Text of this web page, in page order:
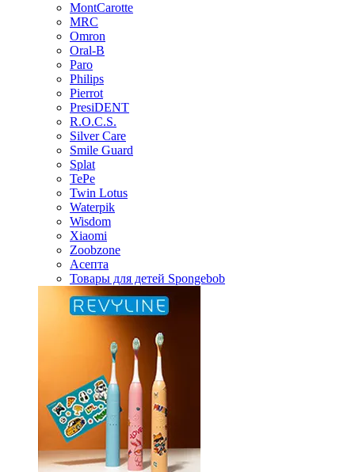
MontCarotte
MRC
Omron
Oral-B
Paro
Philips
Pierrot
PresiDENT
R.O.C.S.
Silver Care
Smile Guard
Splat
TePe
Twin Lotus
Waterpik
Wisdom
Xiaomi
Zoobzone
Асепта
Товары для детей Spongebob